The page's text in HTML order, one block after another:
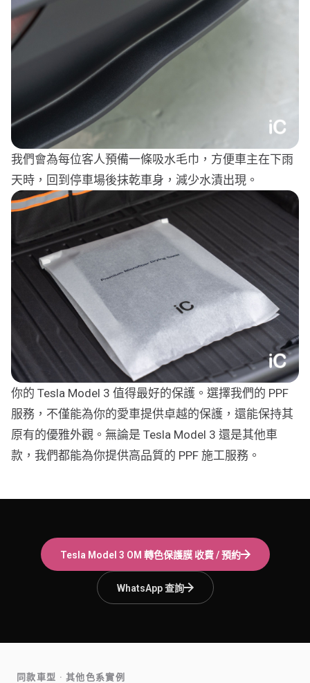
我們會為每位客人預備一條吸水毛巾，方便車主在下雨
天時，回到停車場後抹乾車身，減少水漬出現。
你的 Tesla Model 3 值得最好的保護。選擇我們的 PPF
服務，不僅能為你的愛車提供卓越的保護，還能保持其
原有的優雅外觀。無論是 Tesla Model 3 還是其他車
款，我們都能為你提供高品質的 PPF 施工服務。
Tesla Model 3 OM 轉色保護膜收費 / 預約
WhatsApp 查詢
同款車型 · 其他色系實例